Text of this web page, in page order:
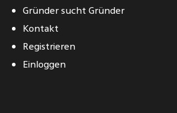
Gründer sucht Gründer
Kontakt
Registrieren
Einloggen